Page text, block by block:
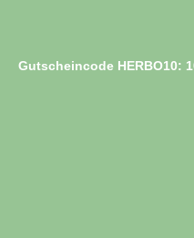
Gutscheincode HERBO10: